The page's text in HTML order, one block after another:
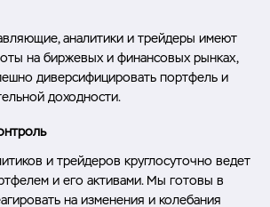
аналитики и трейдеры имеют
на биржевых и финансовых рынках,
диверсифицировать портфель и
доходности.
и трейдеров круглосуточно ведет
и его активами. Мы готовы в
на изменения и колебания